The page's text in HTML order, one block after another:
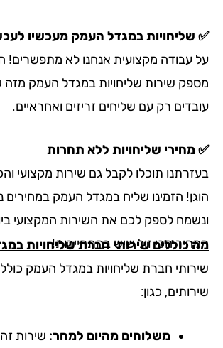
שליחויות במגדל העמק מעכשיו לעכשיו
עבודה מקצועית אנחנו לא מתפשרים! הצוות
שירות שליחויות במגדל העמק מזה שנים
רק עם שליחים זריזים ואחראיים.
מחירי שליחויות ללא תחרות
תוכלו לקבל גם שירות מקצועי והכי
הזמינו שליח במגדל העמק במחירים נוחים,
לספק לכם את השירות המקצועי ביותר
הכי זול שיש בהתחייבות!
כוללים שירותי חברת שליחויות במגדל
חברת שליחויות במגדל העמק כוללים
כגון:
משלוחים מהיום למחר:שירות זה